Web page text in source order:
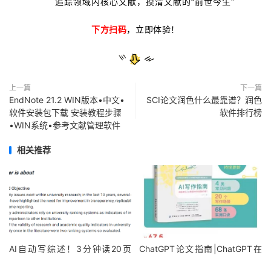
下方扫码，立即体验！
上一篇
EndNote 21.2 WIN版本•中文•
软件安装包下载 安装教程步骤
•WIN系统•参考文献管理软件
下一篇
SCI论文润色什么最靠谱？润色
软件排行榜
相关推荐
AI自动写综述！3分钟读20页
ChatGPT论文指南|ChatGPT在